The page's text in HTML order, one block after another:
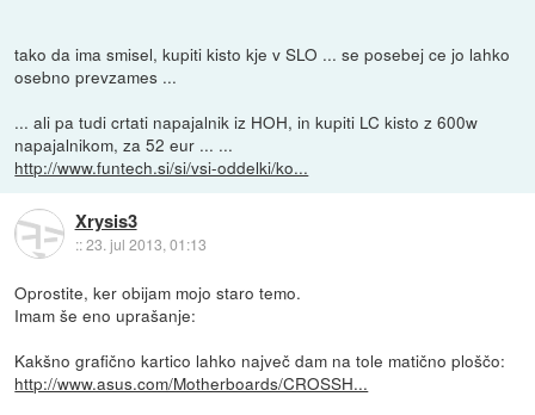
tako da ima smisel, kupiti kisto kje v SLO ... se posebej ce jo lahko
osebno prevzames ...
... ali pa tudi crtati napajalnik iz HOH, in kupiti LC kisto z 600w
napajalnikom, za 52 eur ... ...
http://www.funtech.si/si/vsi-oddelki/ko...
Xrysis3
::23. jul 2013, 01:13
Oprostite, ker obijam mojo staro temo.
Imam še eno uprašanje:
Kakšno grafično kartico lahko največ dam na tole matično ploščo:
http://www.asus.com/Motherboards/CROSSH...